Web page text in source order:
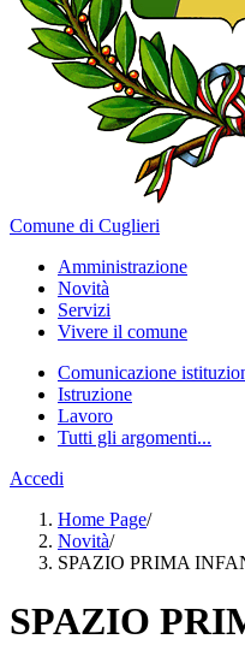
Comune di Cuglieri
Amministrazione
Novità
Servizi
Vivere il comune
Comunicazione
Istruzione
Lavoro
Tutti gli argomenti...
Accedi
Home Page/
Novità/
SPAZIO PRIMA
SPAZIO